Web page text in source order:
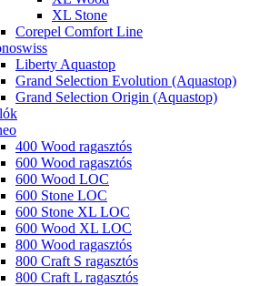
XL Stone
Corepel Comfort Line
Liberty Aquastop
Grand Selection Evolution (Aquastop)
Grand Selection Origin (Aquastop)
400 Wood ragasztós
600 Wood ragasztós
600 Wood LOC
600 Stone LOC
600 Stone XL LOC
600 Wood XL LOC
800 Wood ragasztós
800 Craft S ragasztós
800 Craft L ragasztós